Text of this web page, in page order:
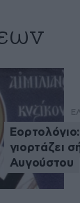
γιορτάζει
Αυγούστου